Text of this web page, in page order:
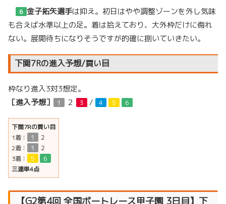
６ 金子拓矢選手は抑え。初日はやや調整ゾーンを外し気味
も合えば水準以上の足。着は拾えており、大外枠だけに侮れ
ない。展開待ちになりそうですが的確に捌いていきたい。
下関7Rの進入予想/買い目
枠なり進入3対3想定。
［進入予想］
１ ２ ３ / ４ ５ ６
下関7Rの買い目
1着：
１
２
2着：
１
２
3着：
５
６
三連単4点
【G2第4回 全国ボートレース甲子園 3日目】下